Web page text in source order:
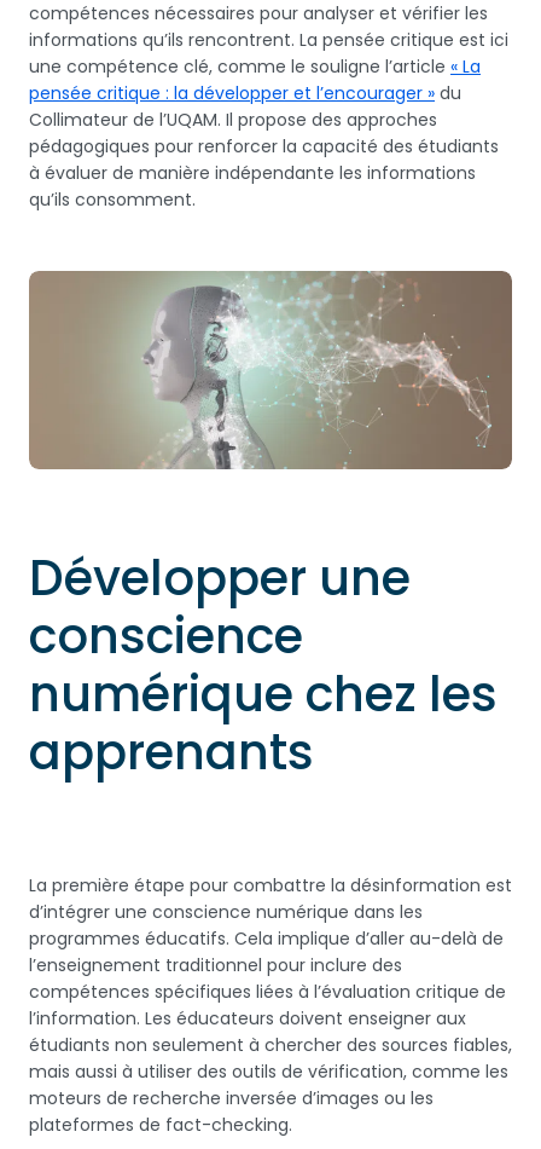
compétences nécessaires pour analyser et vérifier les
informations qu’ils rencontrent. La pensée critique est ici
une compétence clé, comme le souligne l’article « La
pensée critique : la développer et l’encourager » du
Collimateur de l’UQAM. Il propose des approches
pédagogiques pour renforcer la capacité des étudiants
à évaluer de manière indépendante les informations
qu’ils consomment.
Développer une
conscience
numérique chez les
apprenants
La première étape pour combattre la désinformation est
d’intégrer une conscience numérique dans les
programmes éducatifs. Cela implique d’aller au-delà de
l’enseignement traditionnel pour inclure des
compétences spécifiques liées à l’évaluation critique de
l’information. Les éducateurs doivent enseigner aux
étudiants non seulement à chercher des sources fiables,
mais aussi à utiliser des outils de vérification, comme les
moteurs de recherche inversée d’images ou les
plateformes de fact-checking.